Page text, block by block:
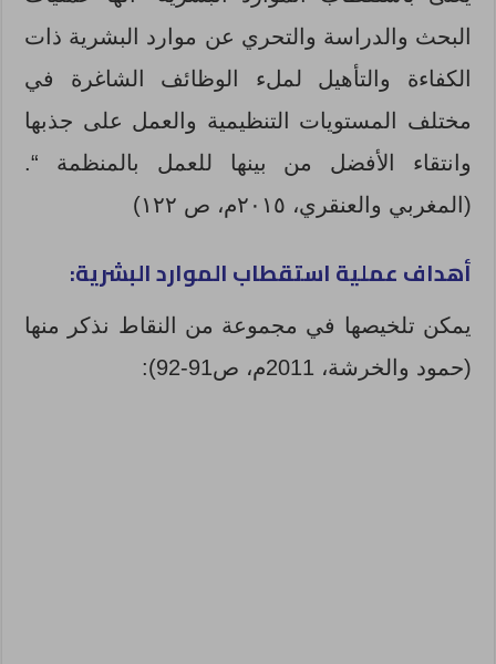
البحث والدراسة والتحري عن موارد البشرية ذات
الكفاءة والتأهيل لملء الوظائف الشاغرة في
مختلف المستويات التنظيمية والعمل على جذبها
وانتقاء الأفضل من بينها للعمل بالمنظمة “.
(المغربي والعنقري، ٢٠١٥م، ص ١٢٢)
أهداف عملية استقطاب الموارد البشرية:
يمكن تلخيصها في مجموعة من النقاط نذكر منها
(حمود والخرشة، 2011م، ص91-92):